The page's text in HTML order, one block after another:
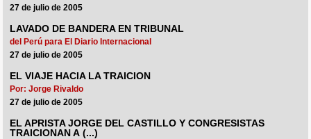
27 de julio de 2005
LAVADO DE BANDERA EN TRIBUNAL
del Perú para El Diario Internacional
27 de julio de 2005
EL VIAJE HACIA LA TRAICION
Por: Jorge Rivaldo
27 de julio de 2005
EL APRISTA JORGE DEL CASTILLO Y CONGRESISTAS
TRAICIONAN A (...)